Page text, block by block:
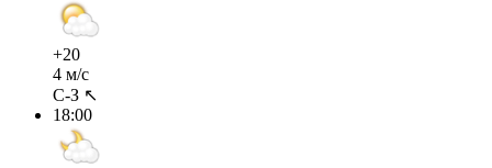
+20
4 м/с
С-З ↖
18:00